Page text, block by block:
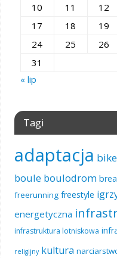
10
11 12
17
18 19
24
25 26
31
« lip
Tagi
adaptacja
boule boulodrom
freerunning freestyle
energetyczna
infrastruktura lotniskowa
religijny kultura